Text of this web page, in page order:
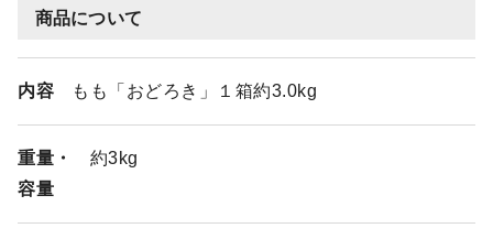
商品について
内容 もも「おどろき」１箱約3.0kg
重量・
容量
約3kg